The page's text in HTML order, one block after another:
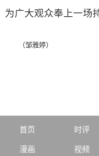
为广大观众奉上一场
（邹雅婷）
首页 时评
漫画 视频